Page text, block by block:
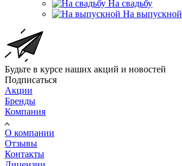
На свадьбу
На выпускной
Будьте в курсе наших акций и новостей
Подписаться
Акции
Бренды
Компания
О компании
Отзывы
Контакты